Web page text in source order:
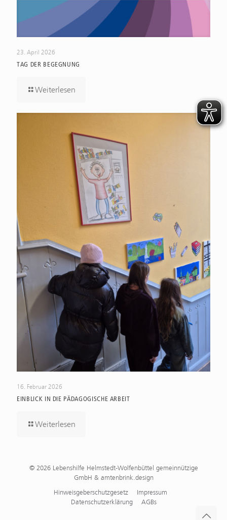
23. April 2026
TAG DER BEGEGNUNG
Weiterlesen
16. Februar 2026
EINBLICK IN DIE PÄDAGOGISCHE ARBEIT
Weiterlesen
© 2026 Lebenshilfe Helmstedt-Wolfenbüttel gemeinnützige
GmbH & amtenbrink.design
Hinweisgeberschutzgesetz
Impressum
Datenschutzerklärung
AGBs